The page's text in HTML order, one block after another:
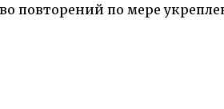
повторений по мере